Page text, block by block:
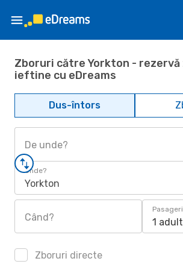
Zboruri către Yorkton - rezervă
ieftine cu eDreams
Dus-întors
De unde?
Unde?
Yorkton
Când?
Pasageri
1 adult
Zboruri directe